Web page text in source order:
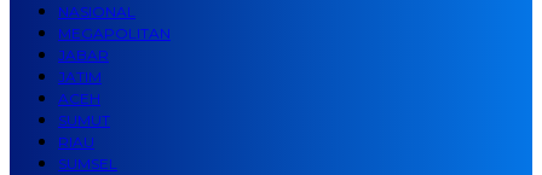
NASIONAL
MEGAPOLITAN
JABAR
JATIM
ACEH
SUMUT
RIAU
SUMSEL